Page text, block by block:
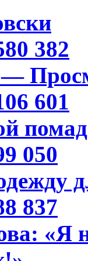
382
601
050
837
«Я